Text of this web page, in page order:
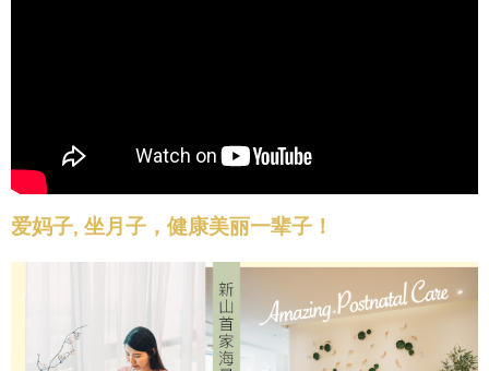
爱妈子, 坐月子，健康美丽一辈子！